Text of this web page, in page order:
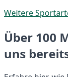
Weitere
Über 100
uns